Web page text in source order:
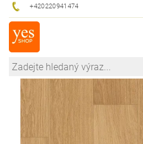
+420220941474